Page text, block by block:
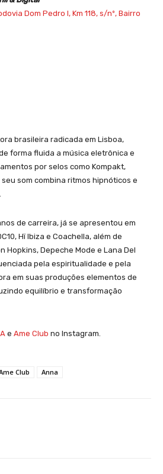
Dom Pedro I, Km 118, s/nº, Bairro
brasileira radicada em Lisboa,
forma fluida a música eletrônica e
por selos como Kompakt,
som combina ritmos hipnóticos e
de carreira, já se apresentou em
Hï Ibiza e Coachella, além de
Hopkins, Depeche Mode e Lana Del
pela espiritualidade e pela
em suas produções elementos de
equilíbrio e transformação
e Ame Club no Instagram.
Club Anna